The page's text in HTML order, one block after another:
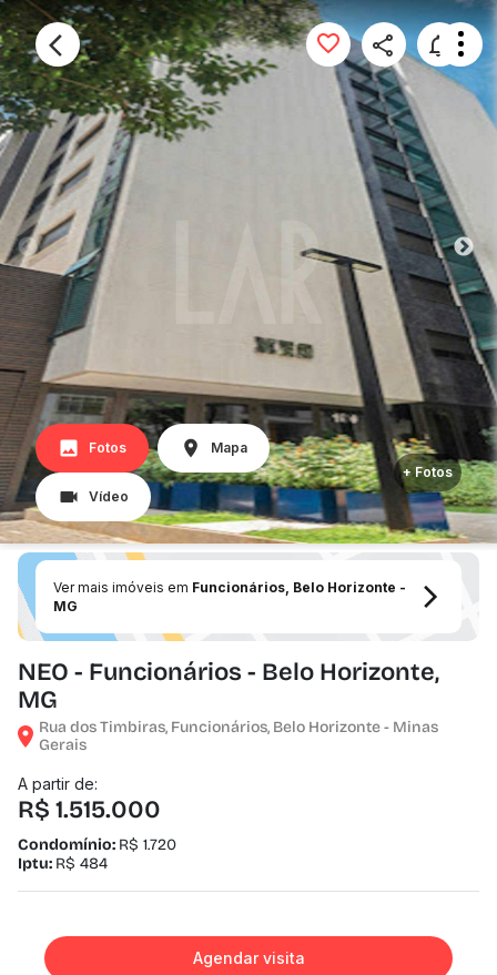
Fotos Mapa
Vídeo
+ Fotos
Ver mais imóveis em Funcionários, Belo Horizonte -
MG
NEO - Funcionários - Belo Horizonte,
MG
Rua dos Timbiras, Funcionários, Belo Horizonte - Minas
Gerais
A partir de:
R$ 1.515.000
Condomínio: R$ 1.720
Iptu: R$ 484
Agendar visita